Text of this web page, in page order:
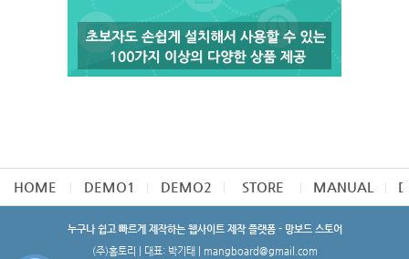
HOME DEMO1 DEMO2 STORE MANUAL
누구나 쉽고 빠르게 제작하는 웹사이트 제작 플랫폼 - 망보드 스토어
(주)홈토리 | 대표: 박기태 | mangboard@gmail.com